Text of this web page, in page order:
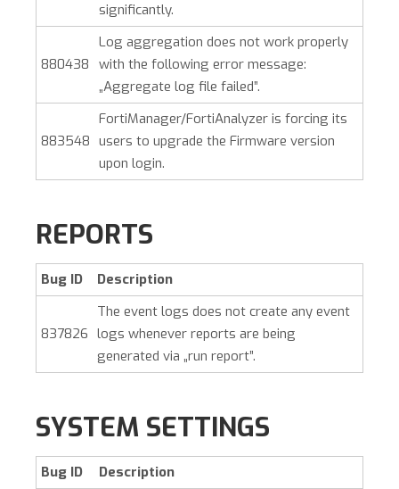
significantly.
880438
Log aggregation does not work properly
with the following error message:
„Aggregate log file failed”.
883548
FortiManager/FortiAnalyzer is forcing its
users to upgrade the Firmware version
upon login.
REPORTS
Bug ID Description
837826
The event logs does not create any event
logs whenever reports are being
generated via „run report”.
SYSTEM SETTINGS
Bug ID Description